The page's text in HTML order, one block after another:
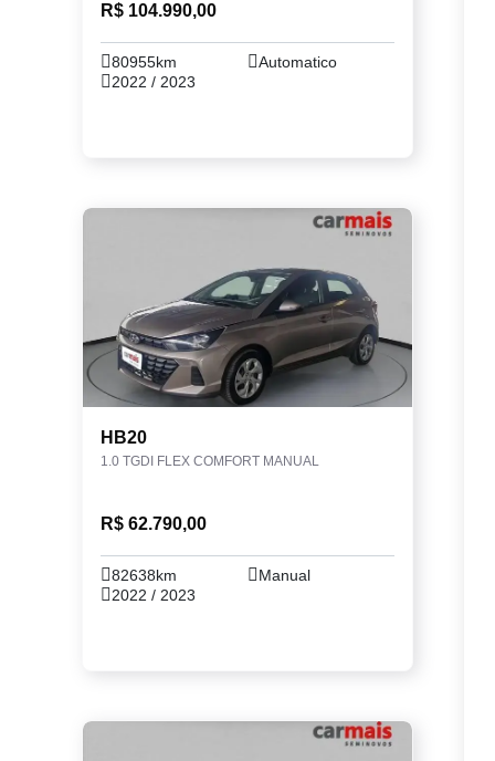
R$ 104.990,00
80955km
Automatico
2022 / 2023
HB20
1.0 TGDI FLEX COMFORT MANUAL
R$ 62.790,00
82638km
Manual
2022 / 2023